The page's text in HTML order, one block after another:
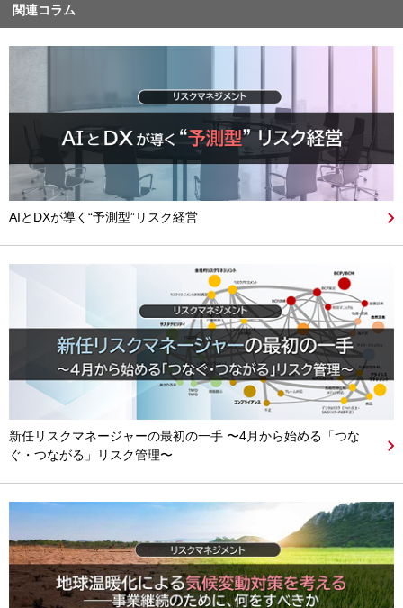
関連コラム
AIとDXが導く“予測型”リスク経営
新任リスクマネージャーの最初の一手 〜4月から始める「つな
ぐ・つながる」リスク管理〜